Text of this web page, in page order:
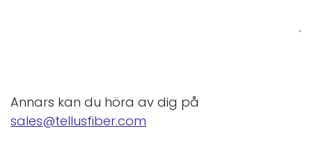
Annars kan du höra av dig på
sales@tellusfiber.com